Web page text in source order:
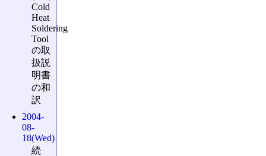
Cold
Heat
Soldering
Tool
の取
扱説
明書
の和
訳
2004-
08-
18(Wed)
続